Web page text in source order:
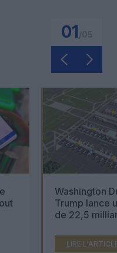
01
Washington
Trump lance
de 22,5
LIRE